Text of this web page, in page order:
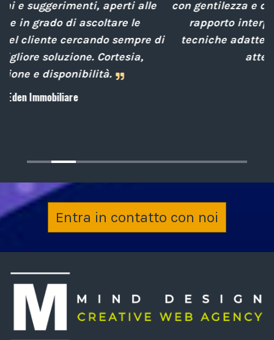
con gentilezza e disponibilità nella gestione del
rapporto interpersonale, con competenze
tecniche adatte alle nostre esigenze sempre
attenti al cliente.
Archiplan
Entra in contatto con noi